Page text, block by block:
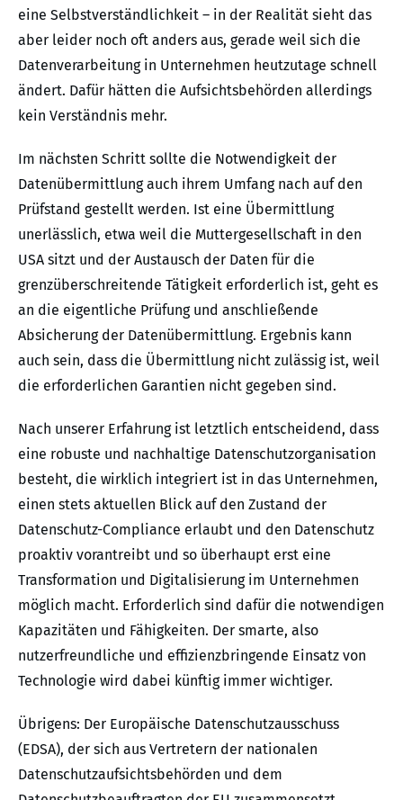
eine Selbstverständlichkeit – in der Realität sieht das
aber leider noch oft anders aus, gerade weil sich die
Datenverarbeitung in Unternehmen heutzutage schnell
ändert. Dafür hätten die Aufsichtsbehörden allerdings
kein Verständnis mehr.
Im nächsten Schritt sollte die Notwendigkeit der
Datenübermittlung auch ihrem Umfang nach auf den
Prüfstand gestellt werden. Ist eine Übermittlung
unerlässlich, etwa weil die Muttergesellschaft in den
USA sitzt und der Austausch der Daten für die
grenzüberschreitende Tätigkeit erforderlich ist, geht es
an die eigentliche Prüfung und anschließende
Absicherung der Datenübermittlung. Ergebnis kann
auch sein, dass die Übermittlung nicht zulässig ist, weil
die erforderlichen Garantien nicht gegeben sind.
Nach unserer Erfahrung ist letztlich entscheidend, dass
eine robuste und nachhaltige Datenschutzorganisation
besteht, die wirklich integriert ist in das Unternehmen,
einen stets aktuellen Blick auf den Zustand der
Datenschutz-Compliance erlaubt und den Datenschutz
proaktiv vorantreibt und so überhaupt erst eine
Transformation und Digitalisierung im Unternehmen
möglich macht. Erforderlich sind dafür die notwendigen
Kapazitäten und Fähigkeiten. Der smarte, also
nutzerfreundliche und effizienzbringende Einsatz von
Technologie wird dabei künftig immer wichtiger.
Übrigens: Der Europäische Datenschutzausschuss
(EDSA), der sich aus Vertretern der nationalen
Datenschutzaufsichtsbehörden und dem